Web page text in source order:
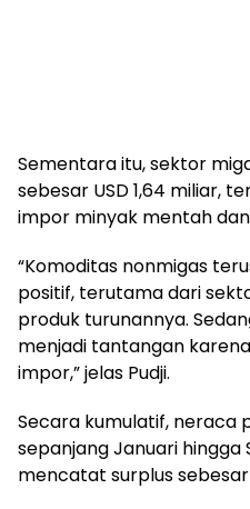
Sementara itu, sektor
sebesar USD 1,64 miliar,
impor minyak mentah
“Komoditas nonmigas
positif, terutama dari
produk turunannya.
menjadi tantangan
impor,” jelas Pudji.
Secara kumulatif, neraca
sepanjang Januari
mencatat surplus sebesar